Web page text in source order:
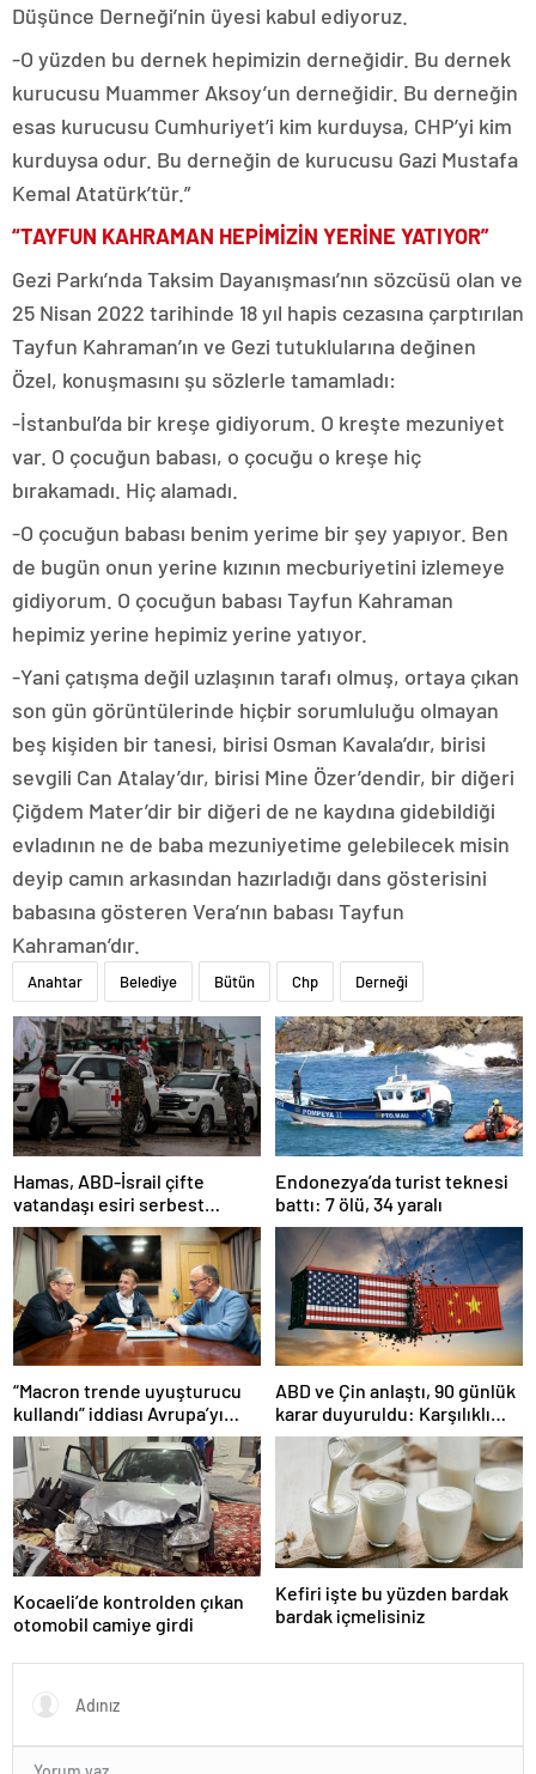
Düşünce Derneği’nin üyesi kabul ediyoruz.
-O yüzden bu dernek hepimizin derneğidir. Bu dernek
kurucusu Muammer Aksoy’un derneğidir. Bu derneğin
esas kurucusu Cumhuriyet’i kim kurduysa, CHP’yi kim
kurduysa odur. Bu derneğin de kurucusu Gazi Mustafa
Kemal Atatürk’tür.”
“TAYFUN KAHRAMAN HEPİMİZİN YERİNE YATIYOR”
Gezi Parkı’nda Taksim Dayanışması’nın sözcüsü olan ve
25 Nisan 2022 tarihinde 18 yıl hapis cezasına çarptırılan
Tayfun Kahraman’ın ve Gezi tutuklularına değinen
Özel, konuşmasını şu sözlerle tamamladı:
-İstanbul’da bir kreşe gidiyorum. O kreşte mezuniyet
var. O çocuğun babası, o çocuğu o kreşe hiç
bırakamadı. Hiç alamadı.
-O çocuğun babası benim yerime bir şey yapıyor. Ben
de bugün onun yerine kızının mecburiyetini izlemeye
gidiyorum. O çocuğun babası Tayfun Kahraman
hepimiz yerine hepimiz yerine yatıyor.
-Yani çatışma değil uzlaşının tarafı olmuş, ortaya çıkan
son gün görüntülerinde hiçbir sorumluluğu olmayan
beş kişiden bir tanesi, birisi Osman Kavala’dır, birisi
sevgili Can Atalay’dır, birisi Mine Özer’dendir, bir diğeri
Çiğdem Mater’dir bir diğeri de ne kaydına gidebildiği
evladının ne de baba mezuniyetime gelebilecek misin
deyip camın arkasından hazırladığı dans gösterisini
babasına gösteren Vera’nın babası Tayfun
Kahraman’dır.
Anahtar Belediye Bütün Chp Derneği
Hamas, ABD-İsrail çifte
vatandaşı esiri serbest
bırakacağını duyurdu
Endonezya’da turist teknesi
battı: 7 ölü, 34 yaralı
“Macron trende uyuşturucu
kullandı” iddiası Avrupa’yı
karıştırmıştı: Fransa’dan
“peçeteli” yalanlama geldi!
ABD ve Çin anlaştı, 90 günlük
karar duyuruldu: Karşılıklı
tarife indirimi geldi!
Kocaeli’de kontrolden çıkan
otomobil camiye girdi
Kefiri işte bu yüzden bardak
bardak içmelisiniz